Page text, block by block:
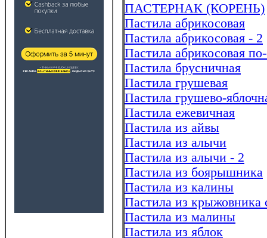
ПАСТЕРНАК (КОРЕНЬ)
Пастила абрикосовая
Пастила абрикосовая - 2
Пастила абрикосовая
Пастила брусничная
Пастила грушевая
Пастила грушево-
Пастила ежевичная
Пастила из айвы
Пастила из алычи
Пастила из алычи - 2
Пастила из боярышника
Пастила из калины
Пастила из крыжовника
Пастила из малины
Пастила из яблок